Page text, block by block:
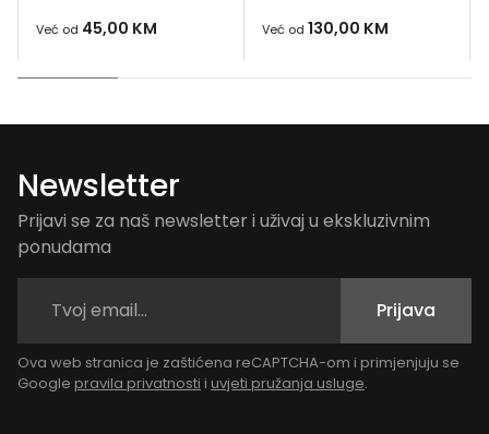
Već od 45,00 KM Već od 130,00 KM
Newsletter
Prijavi se za naš newsletter i uživaj u ekskluzivnim
ponudama
Prijava
Ova web stranica je zaštićena reCAPTCHA-om i primjenjuju se
Google pravila privatnosti i uvjeti pružanja usluge.